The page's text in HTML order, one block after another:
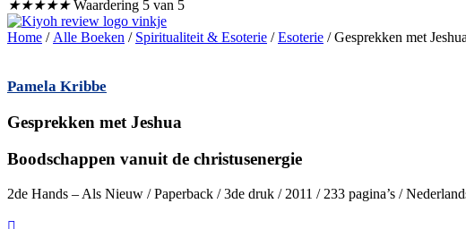
★★★★★ Waardering 5 van 5
Home / Alle Boeken / Spiritualiteit & Esoterie /Esoterie / Gesprekken met Jeshua
Pamela Kribbe
Gesprekken met Jeshua
Boodschappen vanuit de christusenergie
2de Hands – Als Nieuw / Paperback / 3de druk / 2011 / 233 pagina’s /